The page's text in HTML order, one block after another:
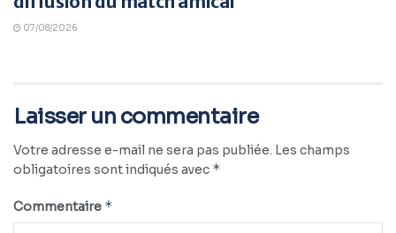
07/08/2026
Laisser un commentaire
Votre adresse e-mail ne sera pas publiée. Les champs
obligatoires sont indiqués avec *
Commentaire *